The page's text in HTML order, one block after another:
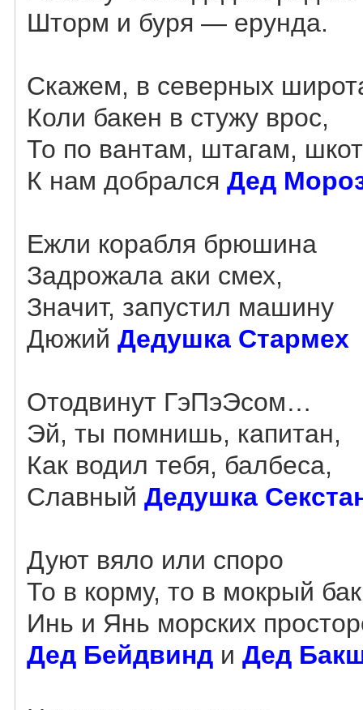
Шторм и буря — ерунда.
Скажем, в северных
Коли бакен в стужу врос,
То по вантам, штагам,
К нам добралсяДед
Ежли корабля брюшина
Задрожала аки смех,
Значит, запустил машину
ДюжийДедушка Стармех
Отодвинут ГэПэЭсом…
Эй, ты помнишь, капитан,
Как водил тебя, балбеса,
СлавныйДедушка
Дуют вяло или споро
То в корму, то в мокрый бак
Инь и Янь морских
Дед Бейдвинд иДед